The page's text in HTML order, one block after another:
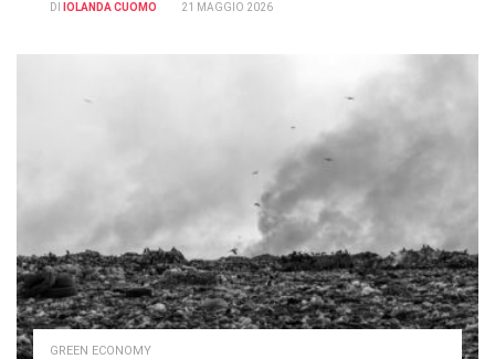
DI IOLANDA CUOMO 21 MAGGIO 2026
GREEN ECONOMY